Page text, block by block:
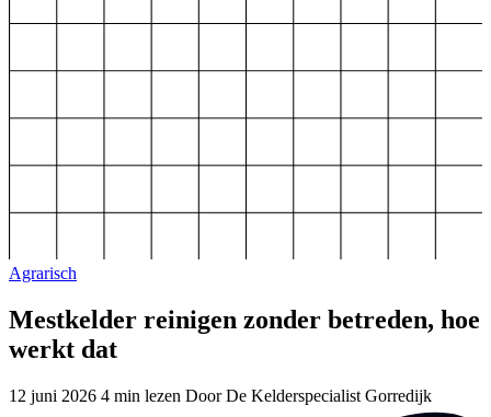
Agrarisch
Mestkelder reinigen zonder betreden, hoe
werkt dat
12 juni 2026 4 min lezen Door De Kelderspecialist Gorredijk